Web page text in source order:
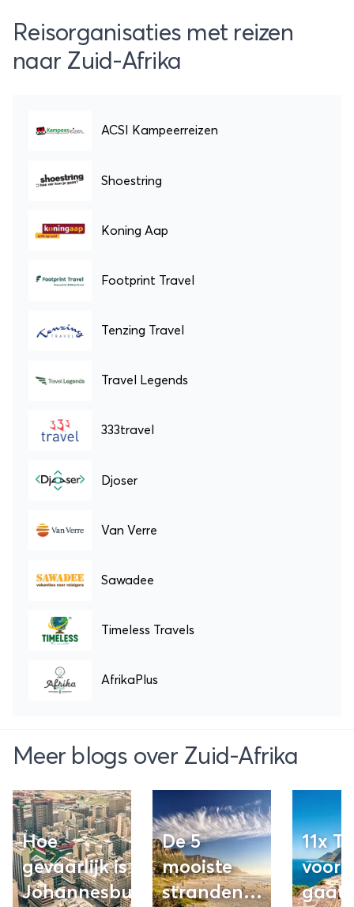
Reisorganisaties met reizen
naar Zuid-Afrika
ACSI Kampeerreizen
Shoestring
Koning Aap
Footprint Travel
Tenzing Travel
Travel Legends
333travel
Djoser
Van Verre
Sawadee
Timeless Travels
AfrikaPlus
Meer blogs over Zuid-Afrika
Hoe
gevaarlijk is
Johannesburg?
De 5
mooiste
stranden
11x
voor
gaat